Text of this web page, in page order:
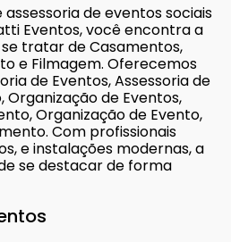
de eventos sociais
Eventos, você encontra a
tratar de Casamentos,
e Filmagem. Oferecemos
de Eventos, Assessoria de
Organização de Eventos,
Organização de Evento,
Com profissionais
e instalações modernas, a
se destacar de forma